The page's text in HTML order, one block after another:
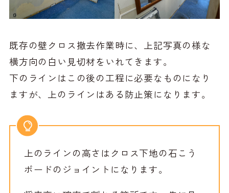
既存の壁クロス撤去作業時に、上記写真の様な
横方向の白い見切材をいれてきます。
下のラインはこの後の工程に必要なものになり
ますが、上のラインはある防止策になります。
上のラインの高さはクロス下地の石こう
ボードのジョイントになります。